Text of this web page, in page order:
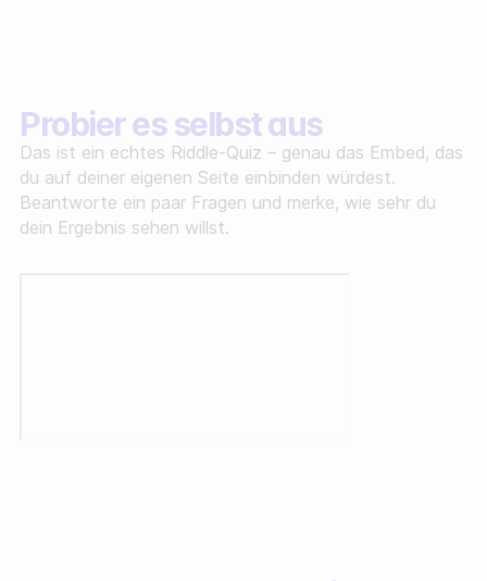
Probier es selbst aus
Das ist ein echtes Riddle-Quiz – genau das Embed, das
du auf deiner eigenen Seite einbinden würdest.
Beantworte ein paar Fragen und merke, wie sehr du
dein Ergebnis sehen willst.